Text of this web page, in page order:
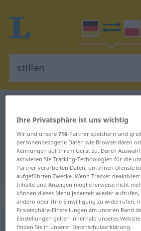
Deutsch-Polnisch
"stillen"
"stillen" Polnisch
„stillen“
stillen
Ihre Privatsphäre ist uns wichtig
Wir und unsere716-Partner speichern und
personenbezogene Daten wie Browserdaten
Kennungen auf Ihrem Gerät zu. Durch
aktivieren Sie Tracking-Technologien für die
Partner verarbeiten Daten, um Ihnen Dienste
aufgeführten Zwecke. Wenn Tracker
Inhalte und Anzeigen möglicherweise nicht
können dieses Menü jederzeit wieder
ändern oder Ihre Einwilligung zu widerrufen,
Privatsphäre-Einstellungen am unteren Rand
Einstellungen gelten innerhalb unseres
finden Sie in unserer Datenschutzerklärung.